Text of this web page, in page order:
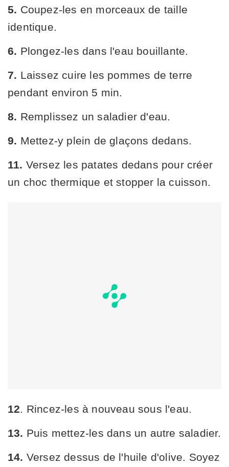
5. Coupez-les en morceaux de taille
identique.
6. Plongez-les dans l'eau bouillante.
7. Laissez cuire les pommes de terre
pendant environ 5 min.
8. Remplissez un saladier d'eau.
9. Mettez-y plein de glaçons dedans.
11. Versez les patates dedans pour créer
un choc thermique et stopper la cuisson.
12. Rincez-les à nouveau sous l'eau.
13. Puis mettez-les dans un autre saladier.
14. Versez dessus de l'huile d'olive. Soyez